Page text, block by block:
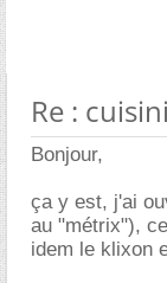
Re :
Bonjour,
ça y est, j'ai
au "métrix"),
idem le klixon